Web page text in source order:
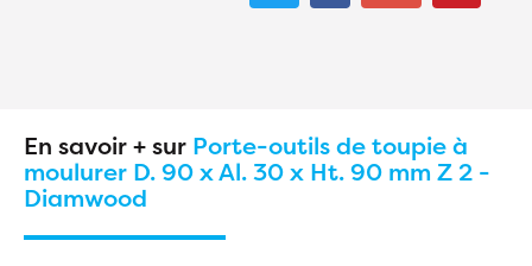
En savoir + sur Porte-outils de toupie à
moulurer D. 90 x Al. 30 x Ht. 90 mm Z 2 -
Diamwood